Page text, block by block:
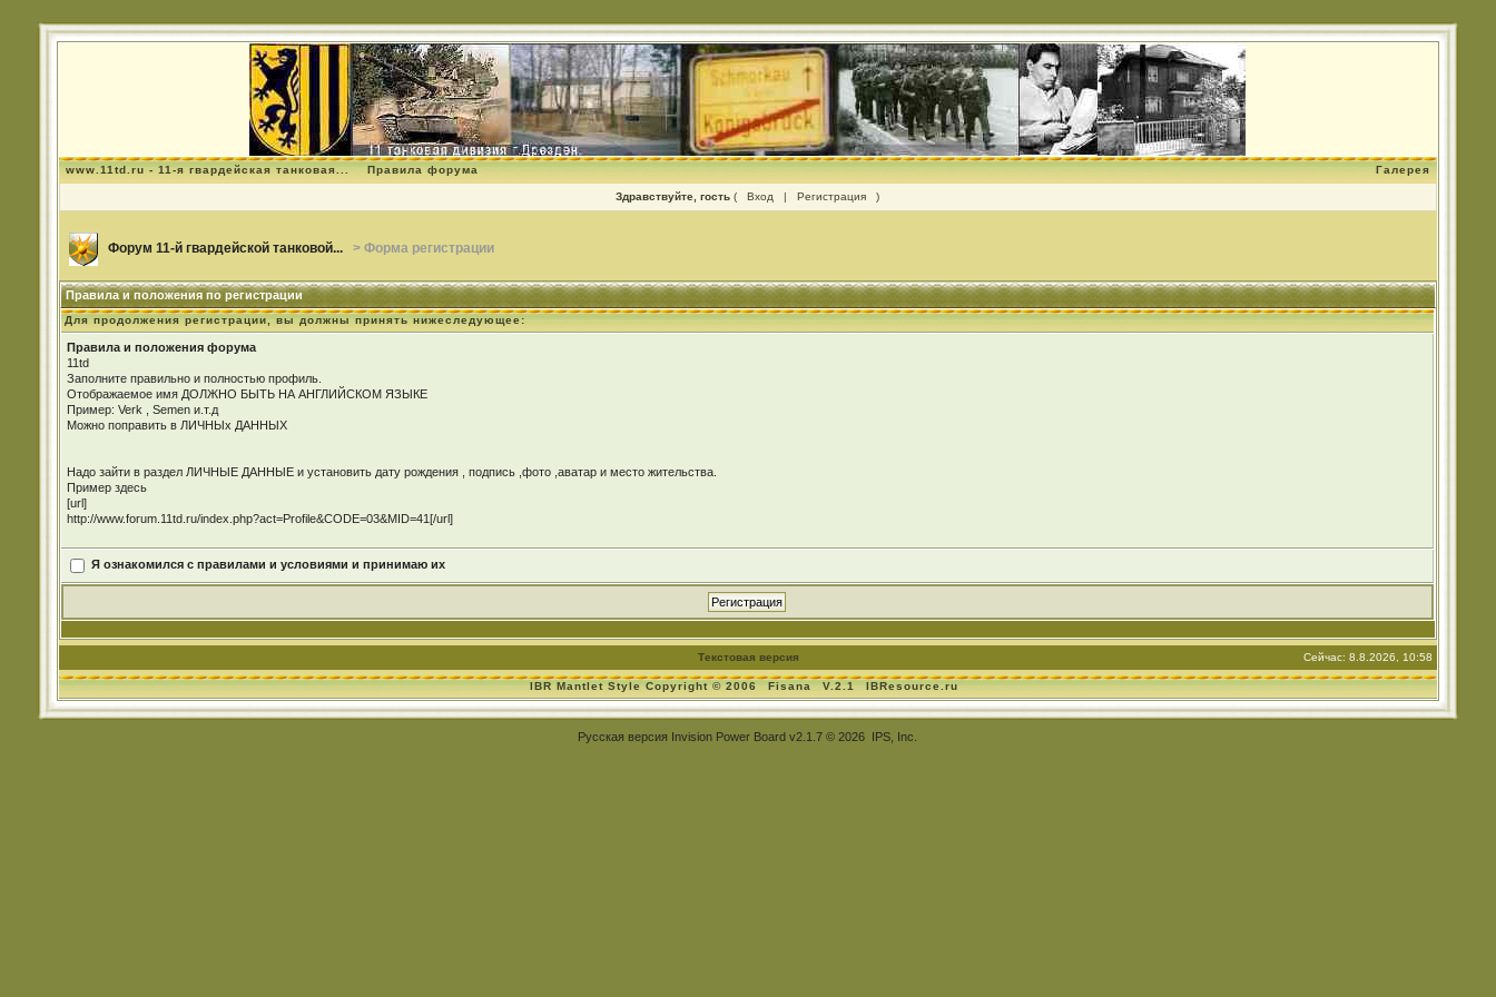
www.11td.ru - 11-я гвардейская танковая... Правила форума Галерея
Здравствуйте, гость ( Вход | Регистрация )
Форум 11-й гвардейской танковой... > Форма регистрации
Правила и положения по регистрации
Для продолжения регистрации, вы должны принять нижеследующее:
Правила и положения форума
11td
Заполните правильно и полностью профиль.
Отображаемое имя ДОЛЖНО БЫТЬ НА АНГЛИЙСКОМ ЯЗЫКЕ
Пример: Verk , Semen и.т.д
Можно поправить в ЛИЧНЫх ДАННЫХ
Надо зайти в раздел ЛИЧНЫЕ ДАННЫЕ и установить дату рождения , подпись ,фото ,аватар и место жительства.
Пример здесь
[url]
http://www.forum.11td.ru/index.php?act=Profile&CODE=03&MID=41[/url]
Я ознакомился с правилами и условиями и принимаю их
Текстовая версия Сейчас: 8.8.2026, 10:58
IBR Mantlet Style Copyright © 2006 Fisana V.2.1 IBResource.ru
Русская версия Invision Power Board v2.1.7 © 2026 IPS, Inc.